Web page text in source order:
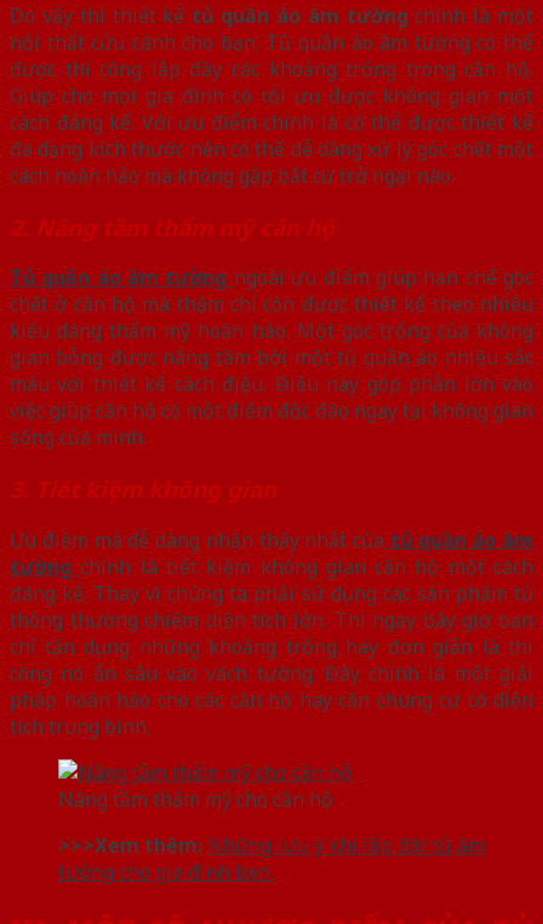
Do vậy thì thiết kế tủ quần áo âm tường chính là một
nội thất cứu cánh cho bạn. Tủ quần áo âm tường có thể
được thi công lắp đầy các khoảng trống trong căn hộ.
Giúp cho mọi gia đình có tối ưu được không gian một
cách đáng kể. Với ưu điểm chính là có thể được thiết kế
đa dạng kích thước nên có thể dễ dàng xử lý góc chết một
cách hoàn hảo mà không gặp bất cứ trở ngại nào.
2. Nâng tầm thẩm mỹ căn hộ
Tủ quần áo âm tường ngoài ưu điểm giúp hạn chế góc
chết ở căn hộ mà thậm chí còn được thiết kế theo nhiều
kiểu dáng thẩm mỹ hoàn hảo. Một góc trống của không
gian bỗng được nâng tầm bởi một tủ quần áo nhiều sắc
màu với thiết kế cách điệu. Điều này góp phần lớn vào
việc giúp căn hộ có một điểm độc đáo ngay tại không gian
sống của mình.
3. Tiết kiệm không gian
Ưu điểm mà dễ dàng nhận thấy nhất của tủ quần áo âm
tường chính là tiết kiệm không gian căn hộ một cách
đáng kể. Thay vì chúng ta phải sử dụng các sản phẩm tủ
thông thường chiếm diện tích lớn. Thì ngay bây giờ bạn
chỉ tận dụng những khoảng trống hay đơn giản là thi
công nó ẩn sâu vào vách tường. Đây chính là một giải
pháp hoàn hảo cho các căn hộ hay căn chung cư có diện
tích trung bình.
Nâng tầm thẩm mỹ cho căn hộ
>>>Xem thêm: Những lưu ý khi lắp đặt tủ âm
tường cho gia đình bạn.